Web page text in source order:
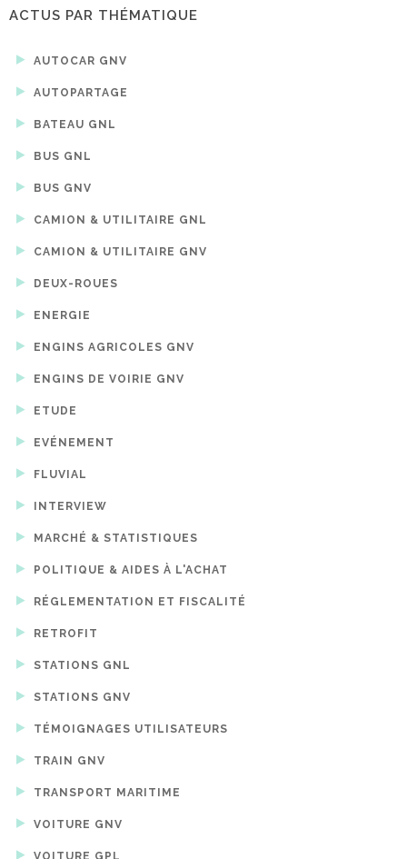
ACTUS PAR THÉMATIQUE
AUTOCAR GNV
AUTOPARTAGE
BATEAU GNL
BUS GNL
BUS GNV
CAMION & UTILITAIRE GNL
CAMION & UTILITAIRE GNV
DEUX-ROUES
ENERGIE
ENGINS AGRICOLES GNV
ENGINS DE VOIRIE GNV
ETUDE
EVÉNEMENT
FLUVIAL
INTERVIEW
MARCHÉ & STATISTIQUES
POLITIQUE & AIDES À L'ACHAT
RÉGLEMENTATION ET FISCALITÉ
RETROFIT
STATIONS GNL
STATIONS GNV
TÉMOIGNAGES UTILISATEURS
TRAIN GNV
TRANSPORT MARITIME
VOITURE GNV
VOITURE GPL